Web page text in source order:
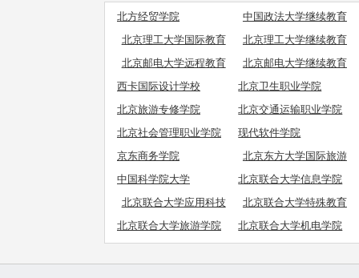
北方经贸学院
中国政法大学继续教育
学院
北京理工大学国际教育
学院
北京理工大学继续教育
学院
北京邮电大学远程教育
学院
北京邮电大学继续教育
学院职业教育
西卡国际设计学校
北京卫生职业学院
北京旅游专修学院
北京交通运输职业学院
北京社会管理职业学院
现代软件学院
京东商务学院
北京东方大学国际旅游
学院
中国科学院大学
北京联合大学信息学院
北京联合大学应用科技
学院
北京联合大学特殊教育
学院
北京联合大学旅游学院 北京联合大学机电学院